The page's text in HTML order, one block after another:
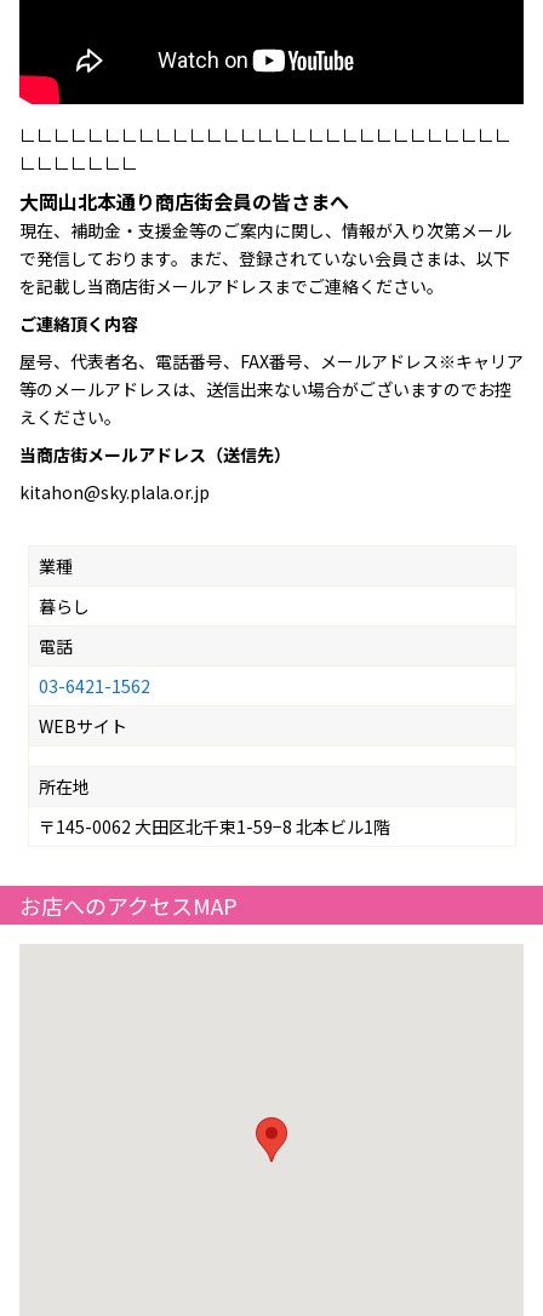
∟∟∟∟∟∟∟∟∟∟∟∟∟∟∟∟∟∟∟∟∟∟∟∟∟∟∟∟∟
∟∟∟∟∟∟∟
大岡山北本通り商店街会員の皆さまへ
現在、補助金・支援金等のご案内に関し、情報が入り次第メール
で発信しております。まだ、登録されていない会員さまは、以下
を記載し当商店街メールアドレスまでご連絡ください。
ご連絡頂く内容
屋号、代表者名、電話番号、FAX番号、メールアドレス※キャリア
等のメールアドレスは、送信出来ない場合がございますのでお控
えください。
当商店街メールアドレス（送信先）
kitahon@sky.plala.or.jp
業種
暮らし
電話
03-6421-1562
WEBサイト
所在地
〒145-0062 大田区北千束1-59−8 北本ビル1階
お店へのアクセスMAP